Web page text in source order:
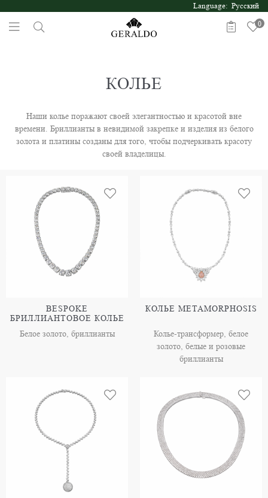
Language: Русский
0
КОЛЬЕ
Наши колье поражают своей элегантностью и красотой вне
времени. Бриллианты в невидимой закрепке и изделия из белого
золота и платины созданы для того, чтобы подчеркивать красоту
своей владелицы.
BESPOKE
БРИЛЛИАНТОВОЕ КОЛЬЕ
Белое золото, бриллианты
КОЛЬЕ METAMORPHOSIS
Колье-трансформер, белое
золото, белые и розовые
бриллианты